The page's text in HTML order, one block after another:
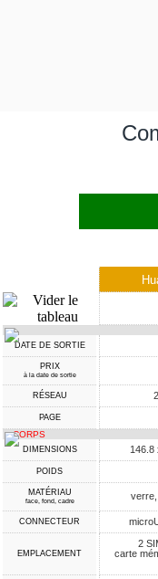
DATE DE SORTIE
PRIX
à la date de sortie
RÉSEAU
PAGE
CORPS
DIMENSIONS 146.8
POIDS
MATÉRIAU
face, fond, cadre verre,
CONNECTEUR
EMPLACEMENT
2
carte